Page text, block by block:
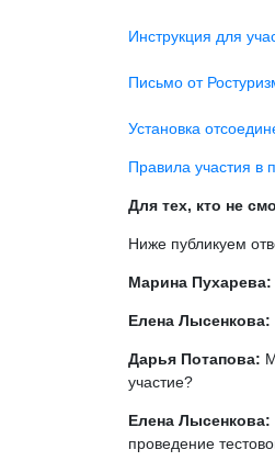
Инструкция для
Письмо от
Установка
Правила участия в
Для тех, кто не
Ниже публикуем
Марина Пухарева:
Елена Лысенкова:
Дарья Потапова:
участие?
Елена Лысенкова:
проведение